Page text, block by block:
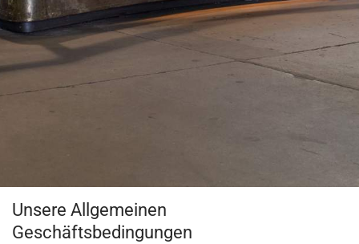
Unsere Allgemeinen
Geschäftsbedingungen